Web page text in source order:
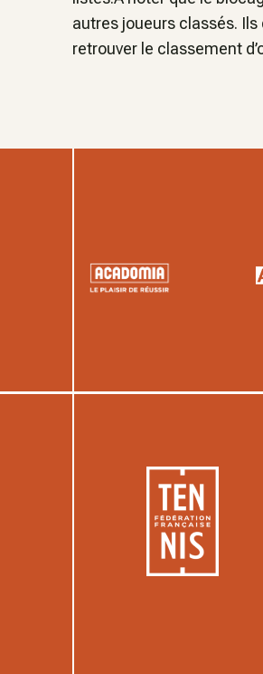
autres joueurs classés.
retrouver le classement